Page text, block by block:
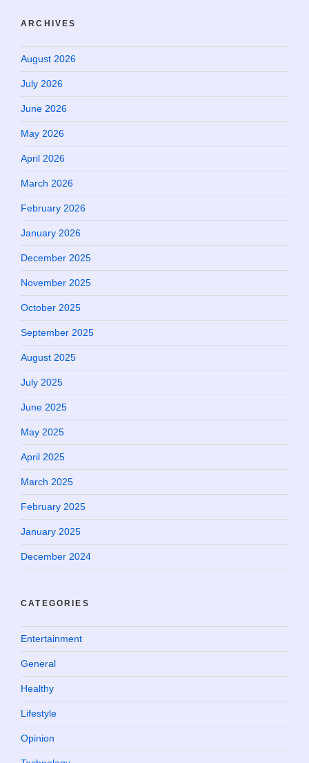
ARCHIVES
August 2026
July 2026
June 2026
May 2026
April 2026
March 2026
February 2026
January 2026
December 2025
November 2025
October 2025
September 2025
August 2025
July 2025
June 2025
May 2025
April 2025
March 2025
February 2025
January 2025
December 2024
CATEGORIES
Entertainment
General
Healthy
Lifestyle
Opinion